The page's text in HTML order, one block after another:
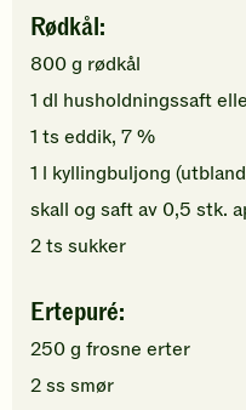
Rødkål:
800g rødkål
1 dl husholdningssaft
1 ts eddik, 7 %
1 l kyllingbuljong
skall og saft av 0,5 stk.
2ts sukker
Ertepuré:
250g frosne erter
2ss smør